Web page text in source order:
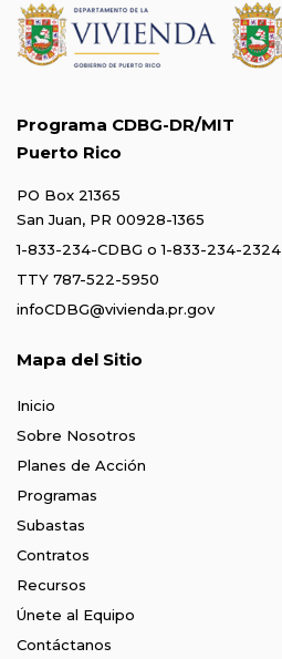
Programa CDBG-DR/MIT
Puerto Rico
PO Box 21365
San Juan, PR 00928-1365
1-833-234-CDBG o1-833-234-2324
TTY 787-522-5950
infoCDBG@vivienda.pr.gov
Mapa del Sitio
Inicio
Sobre Nosotros
Planes de Acción
Programas
Subastas
Contratos
Recursos
Únete al Equipo
Contáctanos